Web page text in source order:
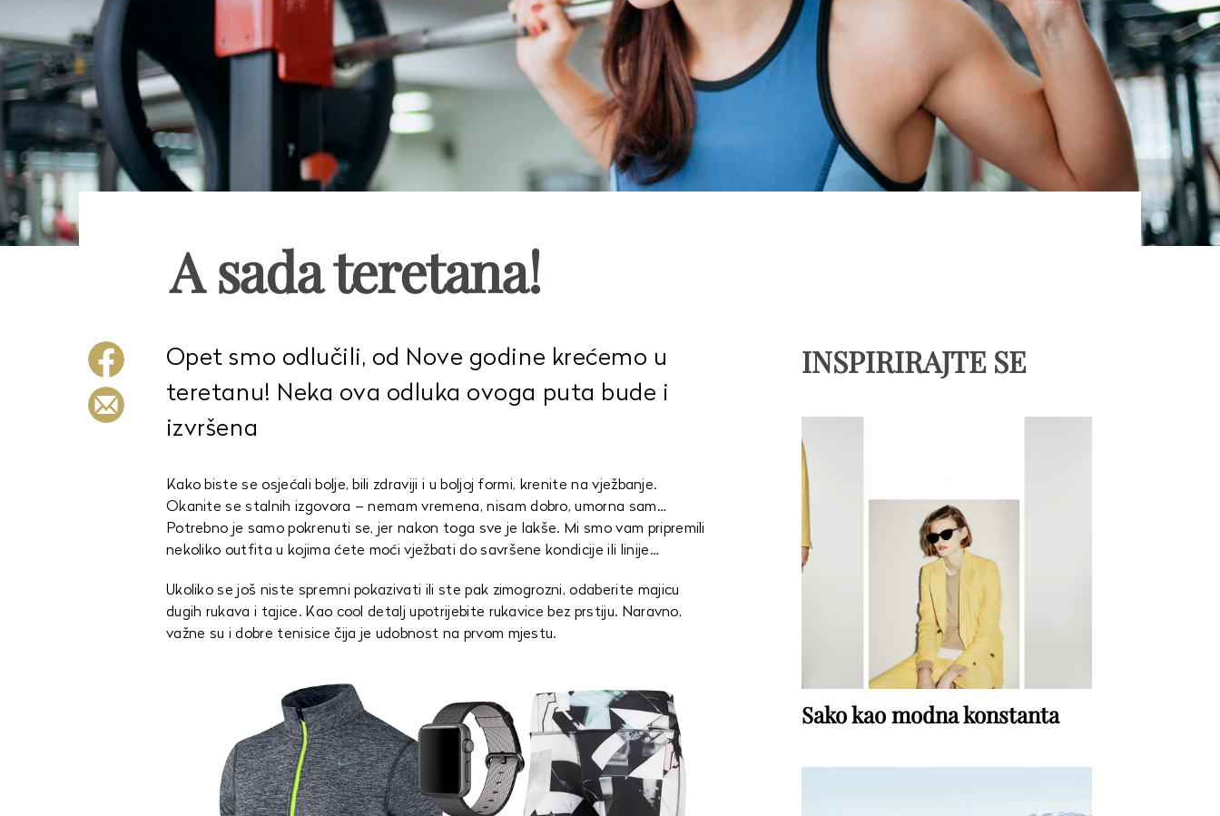
A sada teretana!
Opet smo odlučili, od Nove godine krećemo u
teretanu! Neka ova odluka ovoga puta bude i
izvršena
Kako biste se osjećali bolje, bili zdraviji i u boljoj formi, krenite na vježbanje.
Okanite se stalnih izgovora – nemam vremena, nisam dobro, umorna sam…
Potrebno je samo pokrenuti se, jer nakon toga sve je lakše. Mi smo vam pripremili
nekoliko outfita u kojima ćete moći vježbati do savršene kondicije ili linije…
Ukoliko se još niste spremni pokazivati ili ste pak zimogrozni, odaberite majicu
dugih rukava i tajice. Kao cool detalj upotrijebite rukavice bez prstiju. Naravno,
važne su i dobre tenisice čija je udobnost na prvom mjestu.
INSPIRIRAJTE SE
Sako kao modna konstanta